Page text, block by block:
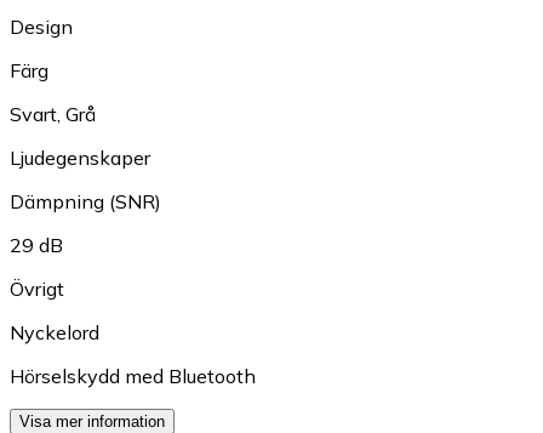
Design
Färg
Svart, Grå
Ljudegenskaper
Dämpning (SNR)
29 dB
Övrigt
Nyckelord
Hörselskydd med Bluetooth
Visa mer information